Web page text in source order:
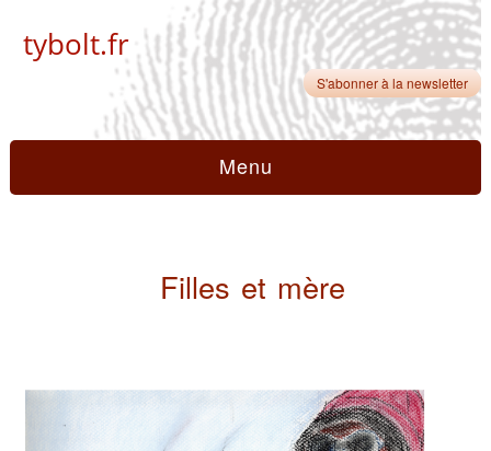
tybolt.fr
S'abonner à la newsletter
Menu
Filles et mère